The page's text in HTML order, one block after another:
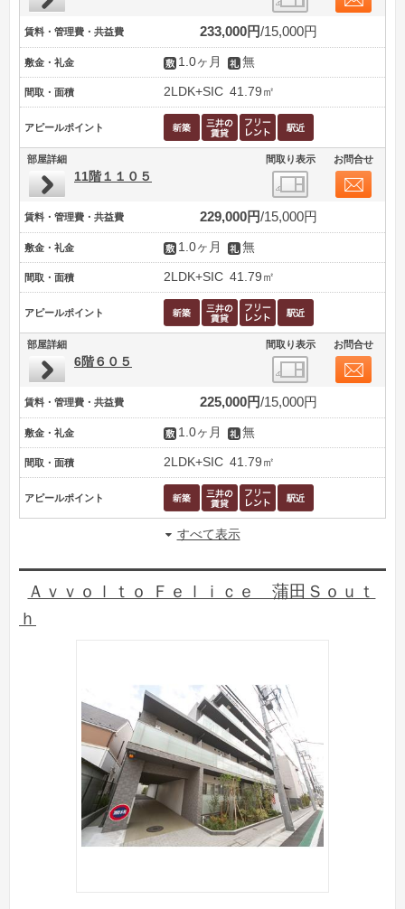
賃料・管理費・共益費 233,000円 15,000円
敷金・礼金 1.0ヶ月 無
間取・面積 2LDK+SIC 41.79㎡
アピールポイント
部屋詳細 間取り表示 お問合せ
11階１１０５
賃料・管理費・共益費 229,000円 15,000円
敷金・礼金 1.0ヶ月 無
間取・面積 2LDK+SIC 41.79㎡
アピールポイント
部屋詳細 間取り表示 お問合せ
6階６０５
賃料・管理費・共益費 225,000円 15,000円
敷金・礼金 1.0ヶ月 無
間取・面積 2LDK+SIC 41.79㎡
アピールポイント
すべて表示
Ａｖｖｏｌｔｏ Ｆｅｌｉｃｅ 蒲田Ｓｏｕｔ
ｈ